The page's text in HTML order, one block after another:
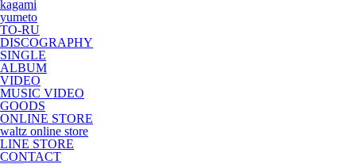
kagami
yumeto
TO-RU
DISCOGRAPHY
SINGLE
ALBUM
VIDEO
MUSIC VIDEO
GOODS
ONLINE STORE
waltz online store
LINE STORE
CONTACT